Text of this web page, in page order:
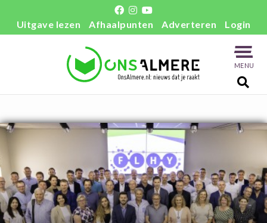
Uitgave lezen Afhaalpunten Adverteren Login
MENU